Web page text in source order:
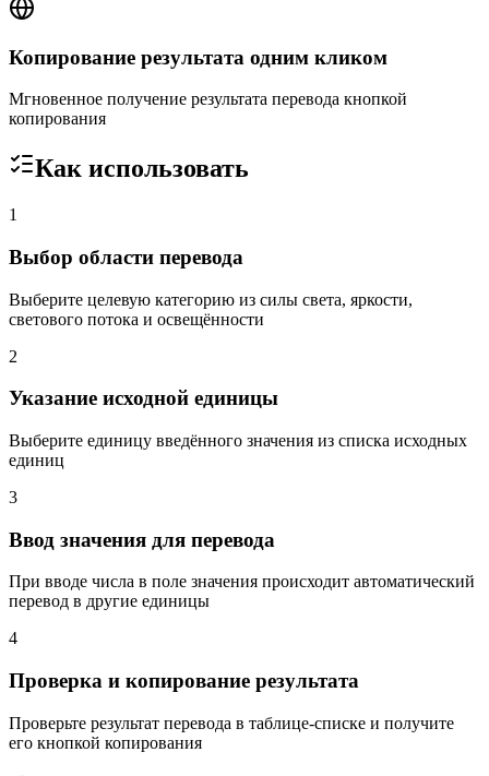
Копирование результата одним кликом
Мгновенное получение результата перевода кнопкой
копирования
Как использовать
1
Выбор области перевода
Выберите целевую категорию из силы света, яркости,
светового потока и освещённости
2
Указание исходной единицы
Выберите единицу введённого значения из списка исходных
единиц
3
Ввод значения для перевода
При вводе числа в поле значения происходит автоматический
перевод в другие единицы
4
Проверка и копирование результата
Проверьте результат перевода в таблице-списке и получите
его кнопкой копирования